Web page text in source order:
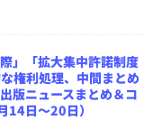
」「拡大集中許諾制度
権利処理、中間まとめ
版ニュースまとめ＆コ
日～20日）